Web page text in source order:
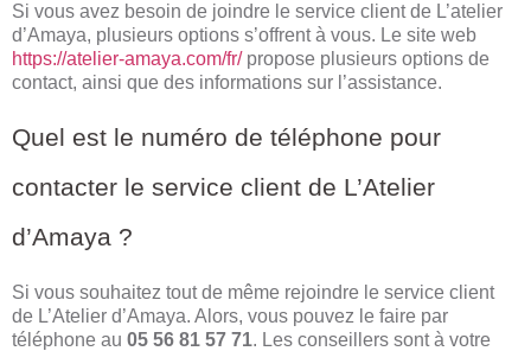
Si vous avez besoin de joindre le service client de L’atelier
d’Amaya, plusieurs options s’offrent à vous. Le site web
https://atelier-amaya.com/fr/propose plusieurs options de
contact, ainsi que des informations sur l’assistance.
Quel est le numéro de téléphone pour
contacter le service client de L’Atelier
d’Amaya ?
Si vous souhaitez tout de même rejoindre le service client
de L’Atelier d’Amaya. Alors, vous pouvez le faire par
téléphone au 05 56 81 57 71. Les conseillers sont à votre